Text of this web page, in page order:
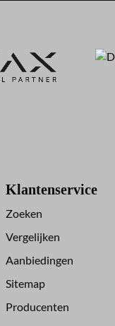
Klantenservice
Zoeken
Vergelijken
Aanbiedingen
Sitemap
Producenten